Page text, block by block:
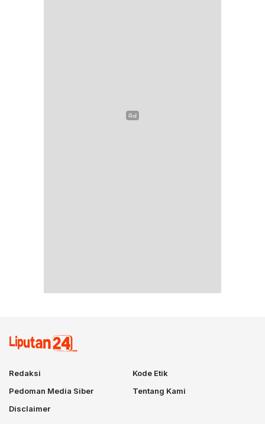
Redaksi
Kode Etik
Pedoman Media Siber
Tentang Kami
Disclaimer